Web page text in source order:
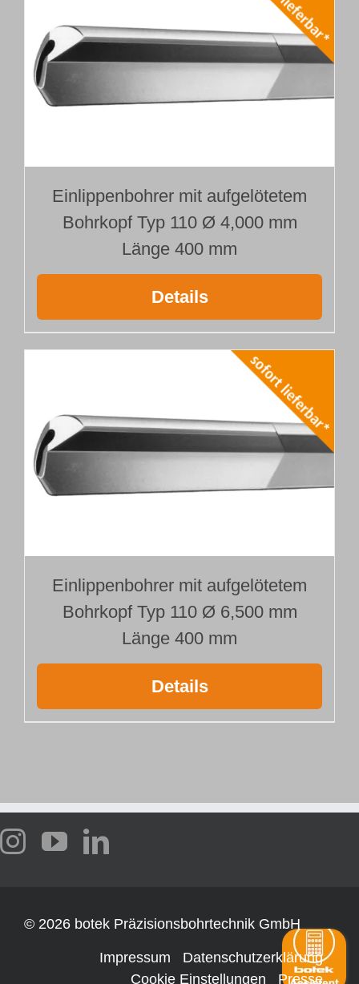
Einlippenbohrer mit aufgelötetem
Bohrkopf Typ 110 Ø 4,000 mm
Länge 400 mm
Details
Einlippenbohrer mit aufgelötetem
Bohrkopf Typ 110 Ø 6,500 mm
Länge 400 mm
Details
© 2026 botek Präzisionsbohrtechnik GmbH
Impressum
Datenschutzerklärung
Cookie Einstellungen
Presse